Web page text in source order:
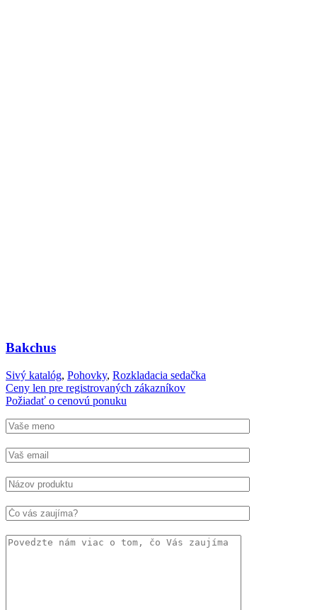
Bakchus
Sivý katalóg, Pohovky, Rozkladacia sedačka
Ceny len pre registrovaných zákazníkov
Požiadať o cenovú ponuku